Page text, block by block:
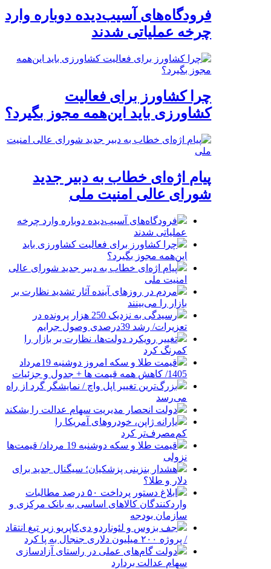
فرودگاه‌های آسیب‌دیده دوباره وارد
چرخه عملیاتی شدند
چرا کشاورز برای فعالیت
کشاورزی باید این‌همه مجوز بگیرد؟
پیام اژه‌ای خطاب به دبیر جدید
شورای عالی امنیت ملی
فرودگاه‌های آسیب‌دیده دوباره وارد چرخه
عملیاتی شدند
چرا کشاورز برای فعالیت کشاورزی باید
این‌همه مجوز بگیرد؟
پیام اژه‌ای خطاب به دبیر جدید شورای عالی
امنیت ملی
مردم در روزهای آینده آثار تشدید نظارت بر
بازار را می‌بینند
رسیدگی به نزدیک 250 هزار پرونده در
تعزیرات/ رشد 39درصدی وصول جرایم
تغییر رویکرد دولت‌ها، نظارت بر بازار را
کمرنگ کرد
قیمت طلا و سکه امروز دوشنبه 19مرداد
1405/ کاهش همه قیمت ها + جدول و جزئیات
بزرگ‌ترین تغییر اپل واچ / نمایشگر گرد از راه
می‌رسد
دولت انحصار مدیریت سهام عدالت را بشکند
یارانه ژاپن، خودروهای آمریکا را
کم‌مصرف‌تر کرد
قیمت طلا و سکه دوشنبه 19 مرداد/ قیمت‌ها
نزولی
هشدار بنزینی پزشکیان؛ سیگنال جدید برای
دلار و طلا؟
ابلاغ دستور پرداخت ۵۰ درصد مطالبات
واردکنندگان کالاهای اساسی به بانک مرکزی و
سازمان بودجه
جف بزوس و لئوناردو دی‌کاپریو زیر تیغ انتقاد
/ پروژه ۲۰۰ میلیون دلاری جنجال به پا کرد
دولت گام‌های عملی در راستای آزادسازی
سهام عدالت بردارد